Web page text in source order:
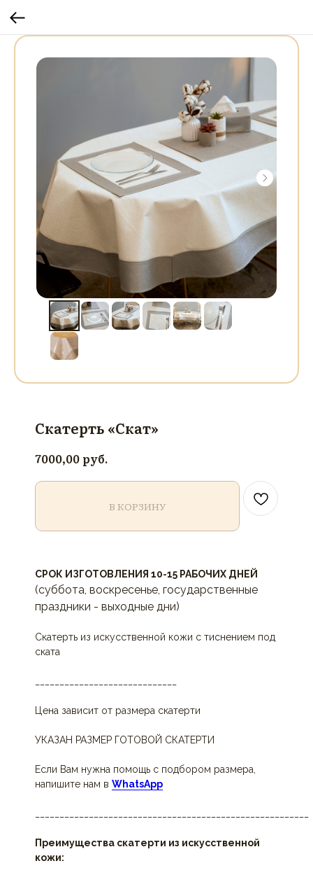
Скатерть «Скат»
7000,00 руб.
В КОРЗИНУ
СРОК ИЗГОТОВЛЕНИЯ 10-15 РАБОЧИХ ДНЕЙ
(суббота, воскресенье, государственные
праздники - выходные дни)
Скатерть из искусственной кожи с тиснением под
ската
Цена зависит от размера скатерти
УКАЗАН РАЗМЕР ГОТОВОЙ СКАТЕРТИ
Если Вам нужна помощь с подбором размера,
напишите нам в WhatsApp
Преимущества скатерти из искусственной
кожи: